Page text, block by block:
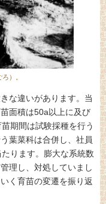
）。
な違いがあります。当
面積は50a以上に及び
期間は試験採種を行う
葉菜科は合併し、社員
ります。膨大な系統数
理し、対処していまし
く育苗の変遷を振り返